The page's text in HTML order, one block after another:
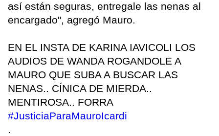
así están seguras, entregale las nenas al
encargado", agregó Mauro.
EN EL INSTA DE KARINA IAVICOLI LOS
AUDIOS DE WANDA ROGANDOLE A
MAURO QUE SUBA A BUSCAR LAS
NENAS.. CÍNICA DE MIERDA..
MENTIROSA.. FORRA
#JusticiaParaMauroIcardi
.